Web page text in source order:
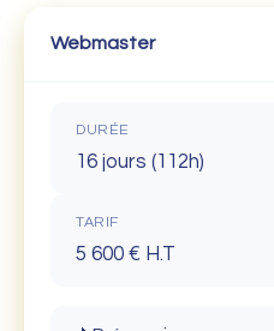
Webmaster
DURÉE
16 jours (112h)
TARIF
5 600 € H.T